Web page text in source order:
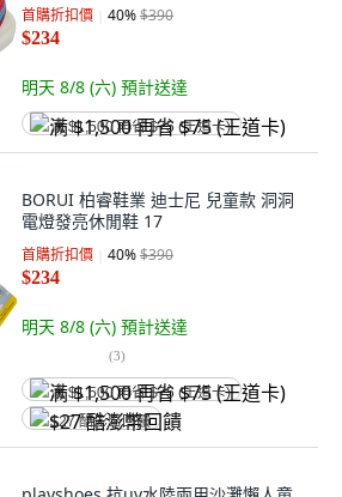
首購折扣價 40%$390
$234
明天 8/8 (六) 預計送達
满 $1,500 再省 $75 (王道卡)
BORUI 柏睿鞋業 迪士尼 兒童款 洞洞
電燈發亮休閒鞋 17
首購折扣價 40%$390
$234
明天 8/8 (六) 預計送達
(3)
满 $1,500 再省 $75 (王道卡)
$27 酷澎幣回饋